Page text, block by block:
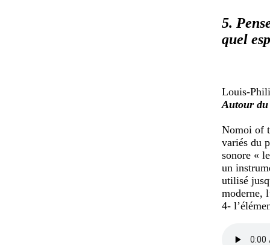
5.
quel
Louis-
Autour du
Nomoi of
variés du
sonore «
un
utilisé
moderne,
4-